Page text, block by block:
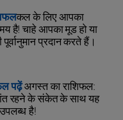
कल के लिए आपका
है! चाहे आपका मूड हो या
प्रदान करते हैं।
पढ़ेंअगस्त का राशिफल:
रहने के संकेत के साथ यह
है!